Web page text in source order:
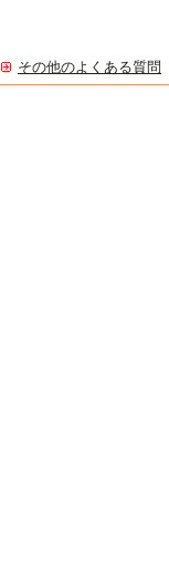
その他のよくある質問